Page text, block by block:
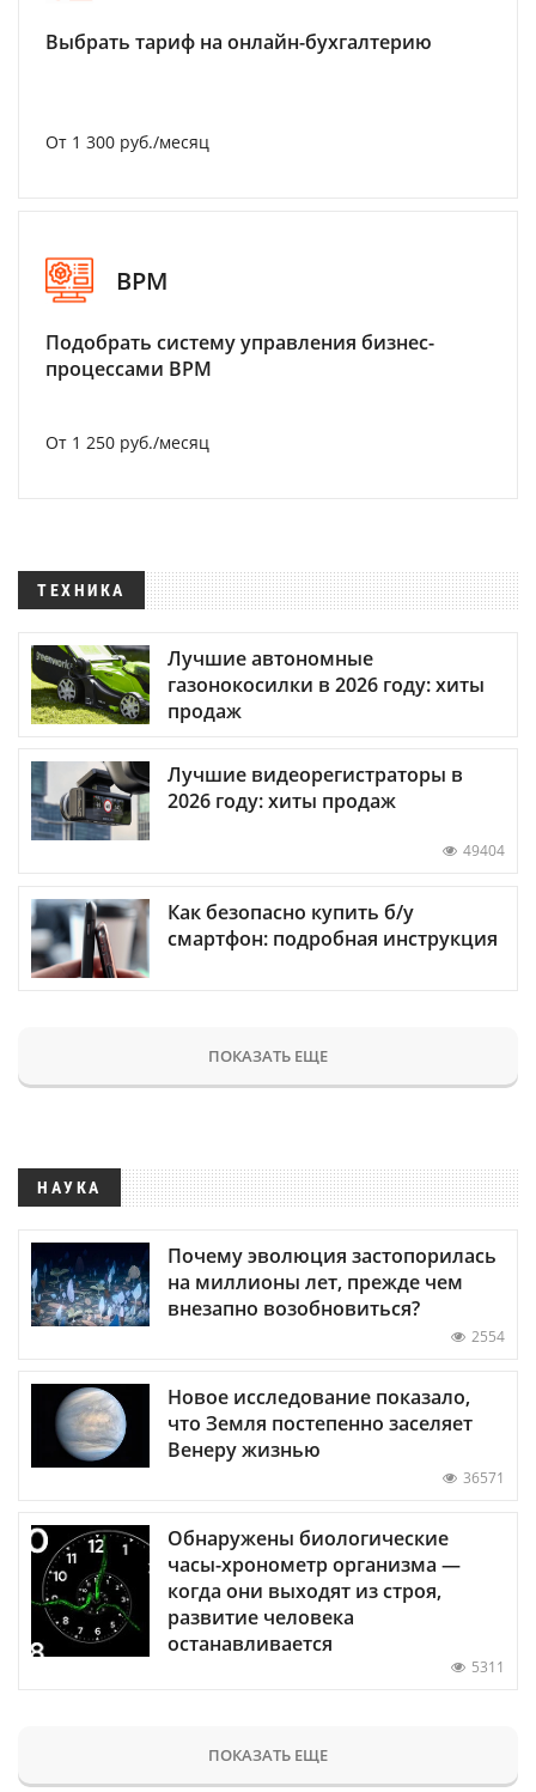
Выбрать тариф на онлайн-бухгалтерию
От 1 300 руб./месяц
BPM
Подобрать систему управления бизнес-
процессами BPM
От 1 250 руб./месяц
ТЕХНИКА
Лучшие автономные
газонокосилки в 2026 году: хиты
продаж
Лучшие видеорегистраторы в
2026 году: хиты продаж
49404
Как безопасно купить б/у
смартфон: подробная инструкция
ПОКАЗАТЬ ЕЩЕ
НАУКА
Почему эволюция застопорилась
на миллионы лет, прежде чем
внезапно возобновиться?
2554
Новое исследование показало,
что Земля постепенно заселяет
Венеру жизнью
36571
Обнаружены биологические
часы-хронометр организма —
когда они выходят из строя,
развитие человека
останавливается
5311
ПОКАЗАТЬ ЕЩЕ